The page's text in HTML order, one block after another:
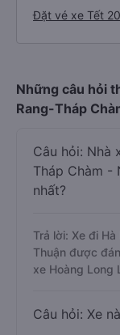
Đặt vé xe Tết
Những câu hỏi
Rang-Tháp
Câu hỏi: Nhà
Tháp Chàm -
nhất?
Trả lời: Xe đi
Thuận được
xe Hoàng Long
Câu hỏi: Xe